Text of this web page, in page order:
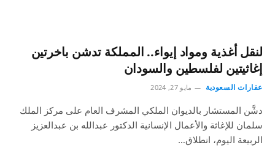
لنقل أغذية ومواد إيواء.. المملكة تدشن باخرتين
إغاثيتين لفلسطين والسودان
عقارات السعودية مايو 27, 2024
دشَّن المستشار بالديوان الملكي المشرف العام على مركز الملك
سلمان للإغاثة والأعمال الإنسانية الدكتور عبدالله بن عبدالعزيز
الربيعة اليوم، انطلاق…